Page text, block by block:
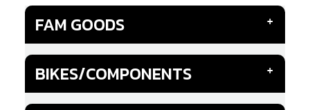
FAM GOODS
BIKES/COMPONENTS